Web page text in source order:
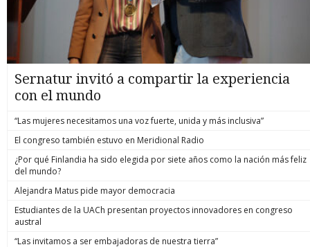
Sernatur invitó a compartir la experiencia
con el mundo
“Las mujeres necesitamos una voz fuerte, unida y más inclusiva”
El congreso también estuvo en Meridional Radio
¿Por qué Finlandia ha sido elegida por siete años como la nación más feliz
del mundo?
Alejandra Matus pide mayor democracia
Estudiantes de la UACh presentan proyectos innovadores en congreso
austral
“Las invitamos a ser embajadoras de nuestra tierra”